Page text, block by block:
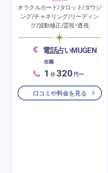
オラクルカード/タロット/ダウジ
ング/チャネリング/リーディン
グ/波動修正/霊視・透視
電話占いMUGEN
在籍
1 分 320 円〜
口コミや料金を見る